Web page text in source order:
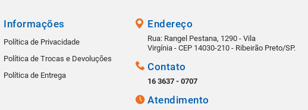
Informações
Política de Privacidade
Política de Trocas e Devoluções
Política de Entrega
Endereço
Rua: Rangel Pestana, 1290 - Vila
Virgínia - CEP 14030-210 - Ribeirão Preto/SP.
Contato
16 3637 - 0707
Atendimento